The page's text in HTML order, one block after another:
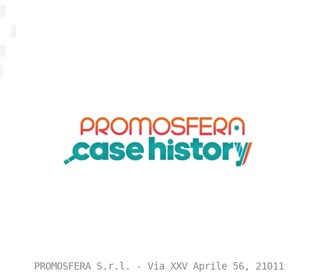
PROMOSFERA S.r.l. - Via XXV Aprile 56, 21011